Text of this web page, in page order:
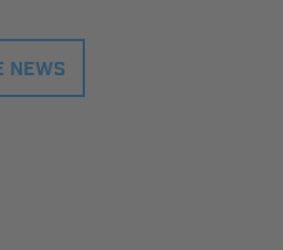
NEWS